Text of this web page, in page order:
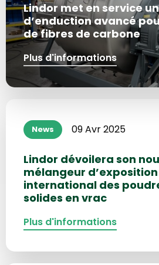
Lindor met en service
d’enduction avancé
de fibres de carbone
Plus d'informations
Lindor dévoilera son
mélangeur
international des
solides en vrac
News 09 Avr 2025
Plus d'informations
d'informations